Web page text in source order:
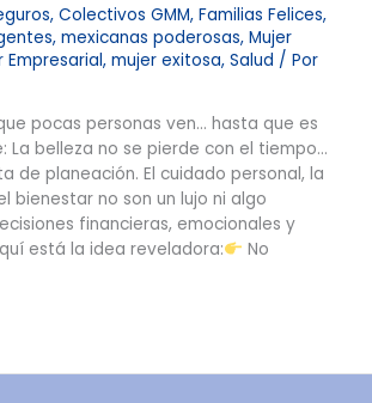
,Colectivos GMM,Familias Felices,
,mexicanas poderosas,Mujer
Empresarial,mujer exitosa,Salud / Por
pocas personas ven… hasta que es
La belleza no se pierde con el tiempo…
de planeación. El cuidado personal, la
bienestar no son un lujo ni algo
financieras, emocionales y
está la idea reveladora:
No